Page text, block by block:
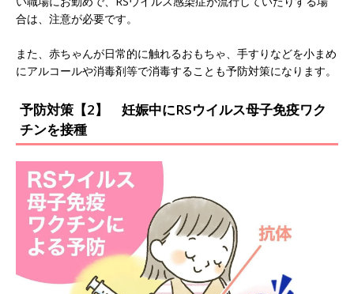
合は、注意が必要です。
また、赤ちゃんが日常的に触れるおもちゃ、手すりなどを小まめ
にアルコールや消毒剤等で消毒することも予防対策になります。
予防対策【2】 妊娠中にRSウイルス母子免疫ワク
チンを接種